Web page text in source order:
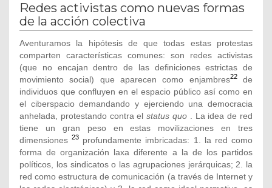
Redes activistas como nuevas formas
de la acción colectiva
Aventuramos la hipótesis de que todas estas protestas
comparten características comunes: son redes activistas
(que no encajan dentro de las definiciones estrictas de
movimiento social) que aparecen como enjambres22de
individuos que confluyen en el espacio público así como en
el ciberspacio demandando y ejerciendo una democracia
anhelada, protestando contra elstatus quo . La idea de red
tiene un gran peso en estas movilizaciones en tres
dimensiones23 profundamente imbricadas: 1. la red como
forma de organización laxa diferente a la de los partidos
políticos, los sindicatos o las agrupaciones jerárquicas; 2. la
red como estructura de comunicación (a través de Internet y